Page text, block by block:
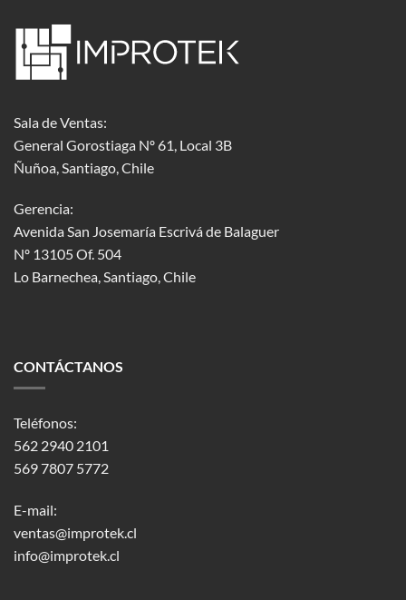
Sala de Ventas:
General Gorostiaga Nº 61, Local 3B
Ñuñoa, Santiago, Chile
Gerencia:
Avenida San Josemaría Escrivá de Balaguer
Nº 13105 Of. 504
Lo Barnechea, Santiago, Chile
CONTÁCTANOS
Teléfonos:
562 2940 2101
569 7807 5772
E-mail:
ventas@improtek.cl
info@improtek.cl